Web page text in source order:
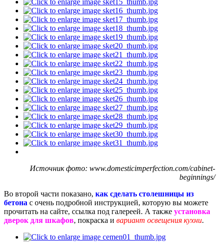
Источник фото: www.domesticimperfection.com/cabinet-
beginnings/
Во второй части показано, как сделать столешницы из
бетона с очень подробной инструкцией, которую вы можете
прочитать на сайте, ссылка под галереей. А также установка
дверок для шкафов, покраска и вариант освещения кухни.